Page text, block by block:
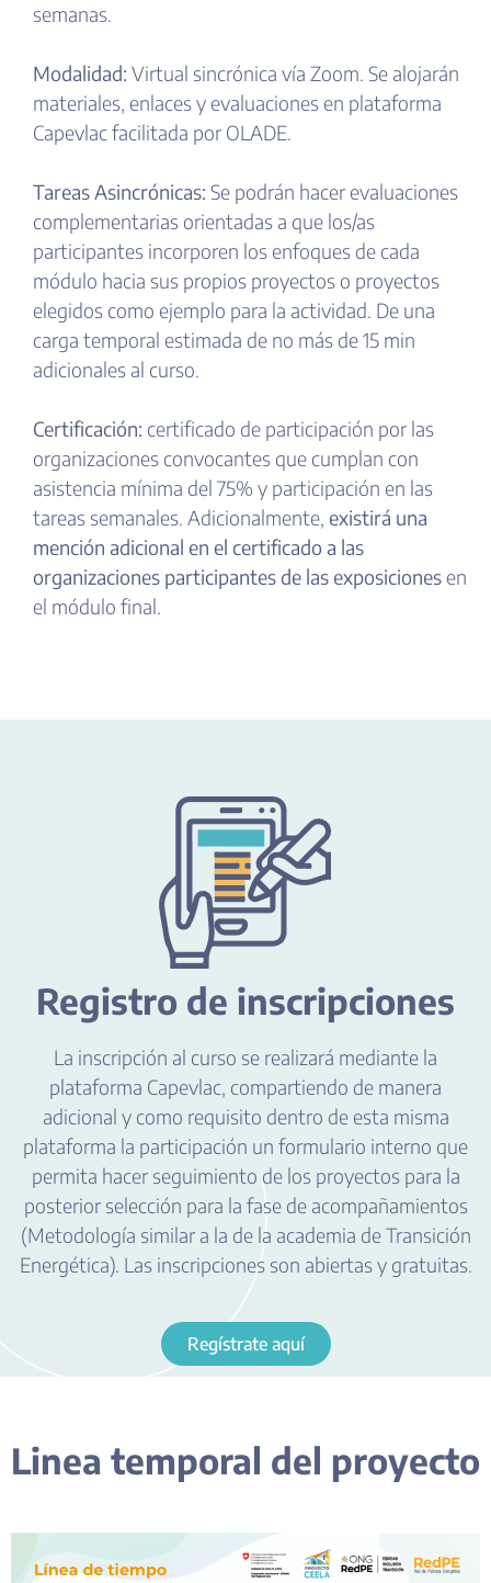
semanas.
Modalidad: Virtual sincrónica vía Zoom. Se alojarán
materiales, enlaces y evaluaciones en plataforma
Capevlac facilitada por OLADE.
Tareas Asincrónicas: Se podrán hacer evaluaciones
complementarias orientadas a que los/as
participantes incorporen los enfoques de cada
módulo hacia sus propios proyectos o proyectos
elegidos como ejemplo para la actividad. De una
carga temporal estimada de no más de 15 min
adicionales al curso.
Certificación: certificado de participación por las
organizaciones convocantes que cumplan con
asistencia mínima del 75% y participación en las
tareas semanales. Adicionalmente, existirá una
mención adicional en el certificado a las
organizaciones participantes de las exposiciones en
el módulo final.
Registro de inscripciones
La inscripción al curso se realizará mediante la
plataforma Capevlac, compartiendo de manera
adicional y como requisito dentro de esta misma
plataforma la participación un formulario interno que
permita hacer seguimiento de los proyectos para la
posterior selección para la fase de acompañamientos
(Metodología similar a la de la academia de Transición
Energética). Las inscripciones son abiertas y gratuitas.
Regístrate aquí
Linea temporal del proyecto